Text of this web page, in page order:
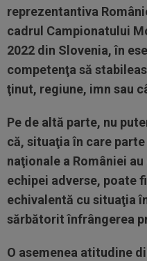
reprezentantiva
cadrul Campionatului
2022 din Slovenia, în
competenţa să
ţinut, regiune, imn sau
Pe de altă parte, nu
că, situaţia în care
naţionale a României
echipei adverse, poate
echivalentă cu situaţia
sărbătorit înfrângerea
O asemenea atitudine